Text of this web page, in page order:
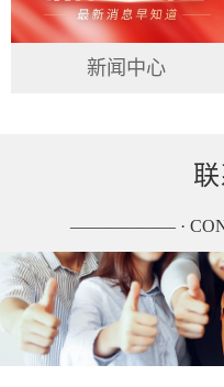
新闻中心
联
—————— ·